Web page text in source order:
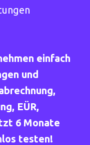
einfach
und
EÜR,
6 Monate
testen!